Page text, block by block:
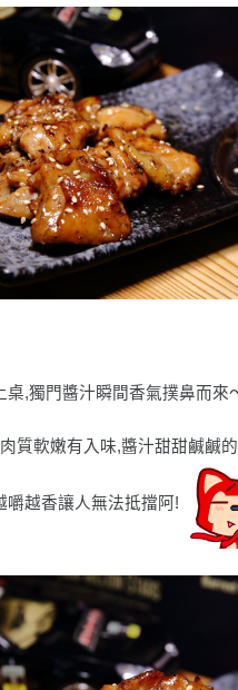
桌,獨門醬汁瞬間香氣撲鼻而來
質軟嫩有入味,醬汁甜甜鹹鹹
嚼越香讓人無法抵擋阿!